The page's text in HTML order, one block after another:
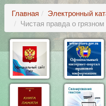
Главная
Электронный
Чистая правда о